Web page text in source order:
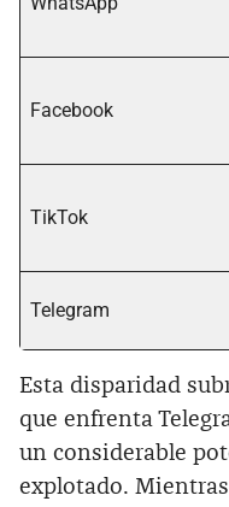
Facebook
TikTok
Telegram
Esta disparidad
que enfrenta
un considerable
explotado.